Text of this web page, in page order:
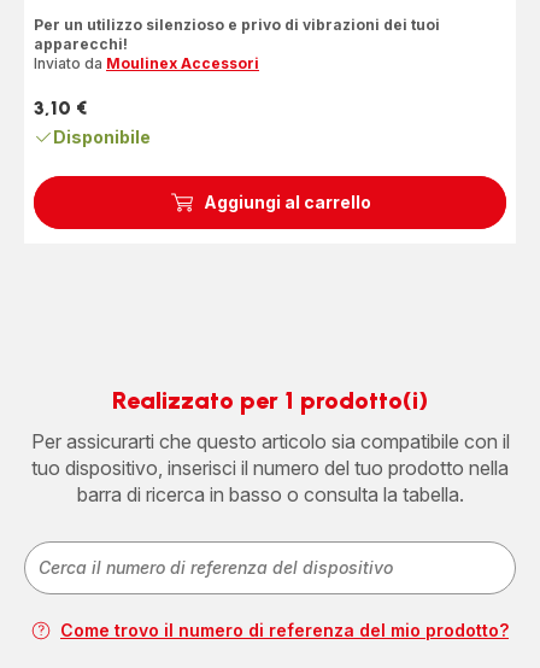
Aggiungi al carrello
di
cinque
(media)
Per un utilizzo silenzioso e privo di vibrazioni dei tuoi
apparecchi!
Inviato da Moulinex Accessori
Prezzo
3,10 €
Disponibile
Realizzato per 1 prodotto(i)
Per assicurarti che questo articolo sia compatibile con il
tuo dispositivo, inserisci il numero del tuo prodotto nella
barra di ricerca in basso o consulta la tabella.
Come trovo il numero di referenza del mio prodotto?